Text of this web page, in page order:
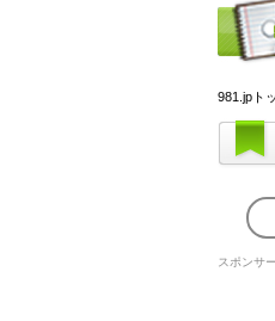
981.jpト
スポンサ